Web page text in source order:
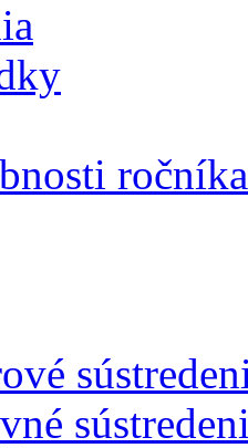
ročníka